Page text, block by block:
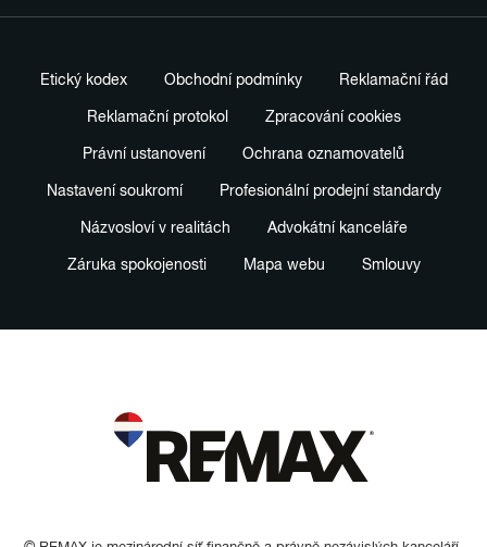
Etický kodex Obchodní podmínky Reklamační řád
Reklamační protokol Zpracování cookies
Právní ustanovení Ochrana oznamovatelů
Nastavení soukromí Profesionální prodejní standardy
Názvosloví v realitách Advokátní kanceláře
Záruka spokojenosti Mapa webu Smlouvy